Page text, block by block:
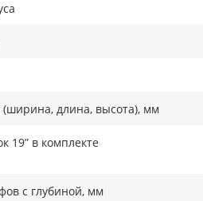
(ширина, длина, высота), мм
19” в комплекте
с глубиной, мм